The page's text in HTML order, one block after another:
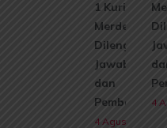
1 Kurikulum
Merdeka
Dilengkapi
Jawaban
dan
Pembahasan
4 Agustus 2026
4